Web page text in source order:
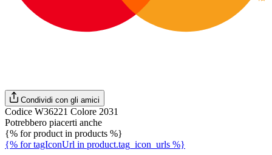
Condividi con gli amici
Codice W36221 Colore 2031
Potrebbero piacerti anche
{% for product in products %}
{% for tagIconUrl in product.tag_icon_urls %}